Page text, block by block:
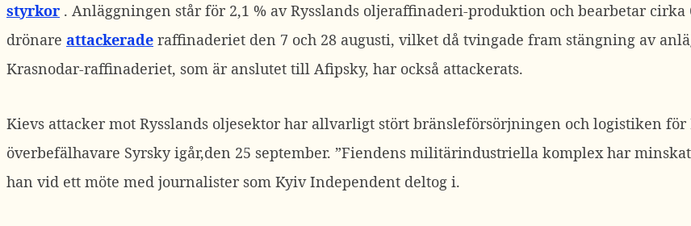
styrkor . Anläggningen står för 2,1 % av Rysslands oljeraffinaderi-produktion och bearbetar
drönare attackerade raffinaderiet den 7 och 28 augusti, vilket då tvingade fram stängning av
Krasnodar-raffinaderiet, som är anslutet till Afipsky, har också attackerats.
Kievs attacker mot Rysslands oljesektor har allvarligt stört bränsleförsörjningen och logistiken för
överbefälhavare Syrsky igår,den 25 september. ”Fiendens militärindustriella komplex har
han vid ett möte med journalister som Kyiv Independent deltog i.